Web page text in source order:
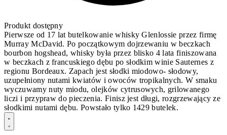
Produkt dostępny
Pierwsze od 17 lat butelkowanie whisky Glenlossie przez firmę
Murray McDavid. Po początkowym dojrzewaniu w beczkach
bourbon hogshead, whisky była przez blisko 4 lata finiszowana
w beczkach z francuskiego dębu po słodkim winie Sauternes z
regionu Bordeaux. Zapach jest słodki miodowo- słodowy,
uzupełniony nutami kwiatów i owoców tropikalnych. W smaku
wyczuwamy nuty miodu, olejków cytrusowych, grilowanego
liczi i przypraw do pieczenia. Finisz jest długi, rozgrzewający ze
słodkimi nutami dębu. Powstało tylko 1429 butelek.